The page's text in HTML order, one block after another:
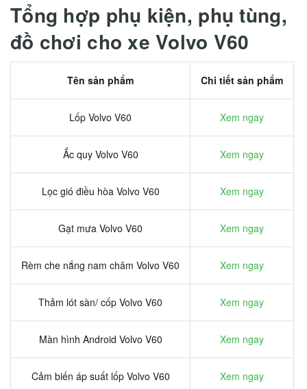
Tổng hợp phụ kiện, phụ tùng,
đồ chơi cho xe Volvo V60
Tên sản phẩm Chi tiết sản phẩm
Lốp Volvo V60 Xem ngay
Ắc quy Volvo V60 Xem ngay
Lọc gió điều hòa Volvo V60 Xem ngay
Gạt mưa Volvo V60 Xem ngay
Rèm che nắng nam châm Volvo V60 Xem ngay
Thảm lót sàn/ cốp Volvo V60 Xem ngay
Màn hình Android Volvo V60 Xem ngay
Cảm biến áp suất lốp Volvo V60 Xem ngay